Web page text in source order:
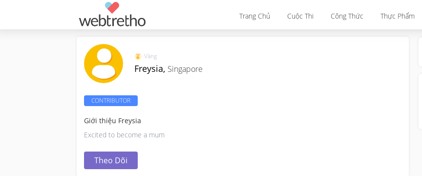
Trang Chủ Cuộc Thi Công Thức Thực Phẩm
Vàng
Freysia, Singapore
CONTRIBUTOR
Giới thiệu Freysia
Excited to become a mum
Theo Dõi